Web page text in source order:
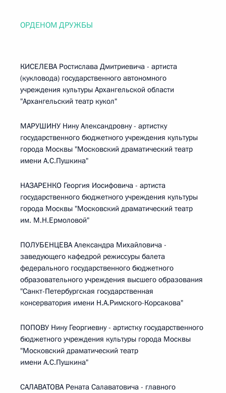
ОРДЕНОМ ДРУЖБЫ
КИСЕЛЕВА Ростислава Дмитриевича - артиста
(кукловода) государственного автономного
учреждения культуры Архангельской области
"Архангельский театр кукол"
МАРУШИНУ Нину Александровну - артистку
государственного бюджетного учреждения культуры
города Москвы "Московский драматический театр
имени А.С.Пушкина"
НАЗАРЕНКО Георгия Иосифовича - артиста
государственного бюджетного учреждения культуры
города Москвы "Московский драматический театр
им. М.Н.Ермоловой"
ПОЛУБЕНЦЕВА Александра Михайловича -
заведующего кафедрой режиссуры балета
федерального государственного бюджетного
образовательного учреждения высшего образования
"Санкт-Петербургская государственная
консерватория имени Н.А.Римского-Корсакова"
ПОПОВУ Нину Георгиевну - артистку государственного
бюджетного учреждения культуры города Москвы
"Московский драматический театр
имени А.С.Пушкина"
САЛАВАТОВА Рената Салаватовича - главного